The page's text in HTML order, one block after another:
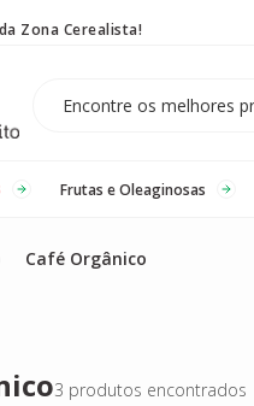
da Zona Cerealista!
Frutas e Oleaginosas
Café Orgânico
3 produtos encontrados